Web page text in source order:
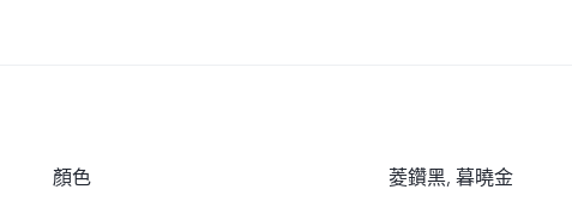
顏色 菱鑽黑, 暮曉金